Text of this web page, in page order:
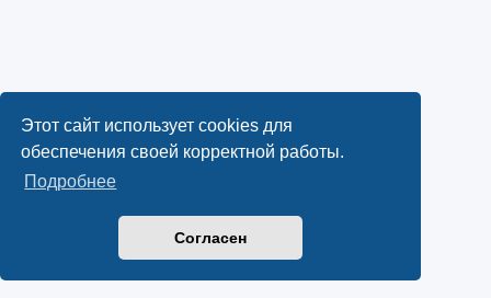
Этот сайт использует cookies для
обеспечения своей корректной работы.
Подробнее
Согласен